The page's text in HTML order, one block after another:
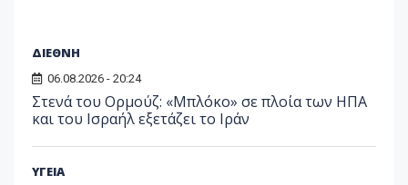
ΔΙΕΘΝΗ
06.08.2026 - 20:24
Στενά του Ορμούζ: «Μπλόκο» σε πλοία των ΗΠΑ
και του Ισραήλ εξετάζει το Ιράν
ΥΓΕΙΑ